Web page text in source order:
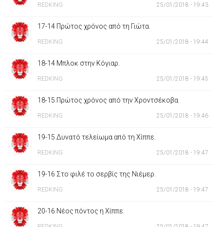
REDKING 25/01/2018 - 19:43
17-14 Πρώτος χρόνος από τη Γιώτα.
REDKING 25/01/2018 - 19:44
18-14 Μπλοκ στην Κόγιαρ.
REDKING 25/01/2018 - 19:45
18-15 Πρώτος χρόνος από την Χροντσέκοβα.
REDKING 25/01/2018 - 19:46
19-15 Δυνατό τελείωμα από τη Χίππε.
REDKING 25/01/2018 - 19:47
19-16 Στο φιλέ το σερβίς της Νιέμερ.
REDKING 25/01/2018 - 19:47
20-16 Νέος πόντος η Χίππε.